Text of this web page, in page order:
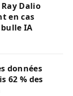
Dalio
en cas
IA
données
62 % des